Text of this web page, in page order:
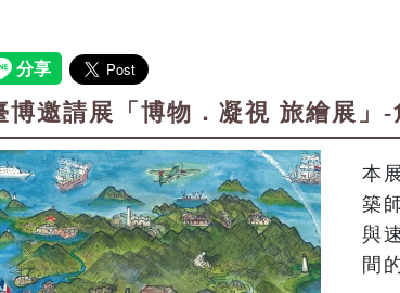
博邀請展「博物．凝視 旅繪展」-
本
築
與
間